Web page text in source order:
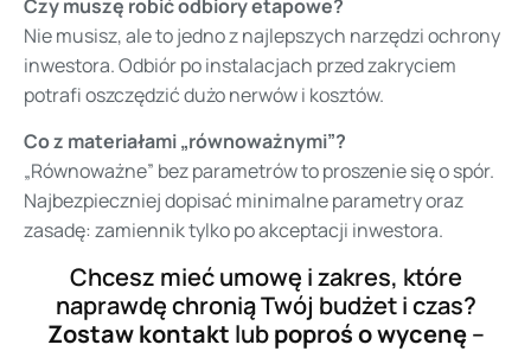
Czy muszę robić odbiory etapowe?
Nie musisz, ale to jedno z najlepszych narzędzi ochrony
inwestora. Odbiór po instalacjach przed zakryciem
potrafi oszczędzić dużo nerwów i kosztów.
Co z materiałami „równoważnymi”?
„Równoważne” bez parametrów to proszenie się o spór.
Najbezpieczniej dopisać minimalne parametry oraz
zasadę: zamiennik tylko po akceptacji inwestora.
Chcesz mieć umowę i zakres, które
naprawdę chronią Twój budżet i czas?
Zostaw kontakt lubpoproś o wycenę–